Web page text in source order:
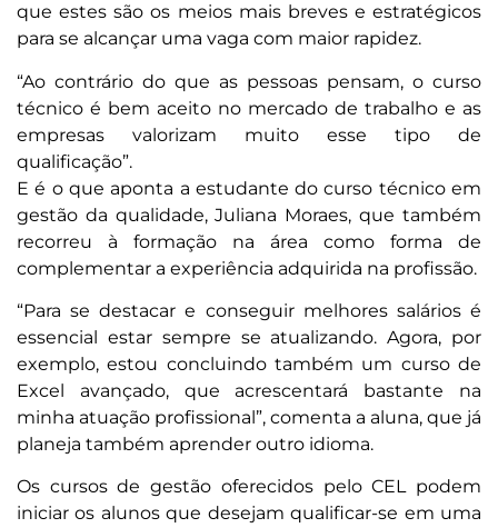
que estes são os meios mais breves e estratégicos
para se alcançar uma vaga com maior rapidez.
“Ao contrário do que as pessoas pensam, o curso
técnico é bem aceito no mercado de trabalho e as
empresas valorizam muito esse tipo de
qualificação”.
E é o que aponta a estudante do curso técnico em
gestão da qualidade, Juliana Moraes, que também
recorreu à formação na área como forma de
complementar a experiência adquirida na profissão.
“Para se destacar e conseguir melhores salários é
essencial estar sempre se atualizando. Agora, por
exemplo, estou concluindo também um curso de
Excel avançado, que acrescentará bastante na
minha atuação profissional”, comenta a aluna, que já
planeja também aprender outro idioma.
Os cursos de gestão oferecidos pelo CEL podem
iniciar os alunos que desejam qualificar-se em uma